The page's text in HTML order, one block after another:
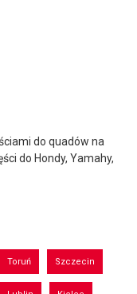
do quadów na
do Hondy, Yamahy,
Toruń Szczecin